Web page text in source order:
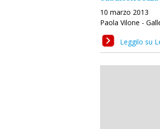
10 marzo 2013
Paola Vilone -
Leggilo su